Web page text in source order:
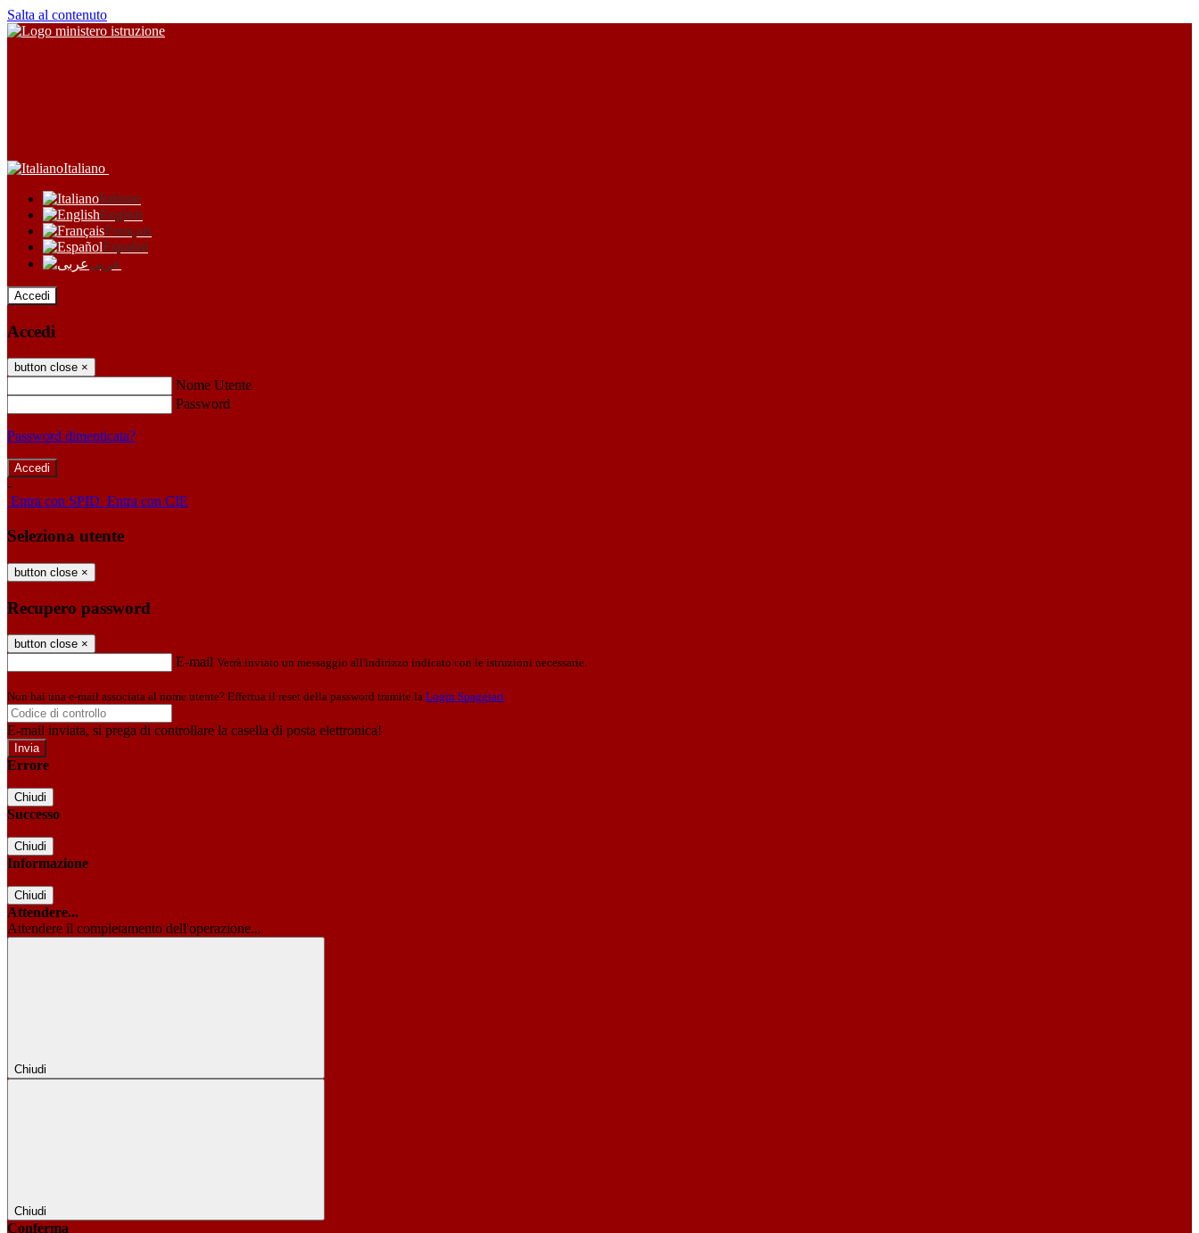
Salta al contenuto
Italiano
Italiano
English
Français
Español
عربى
Accedi
Accedi
button close ×
Nome Utente
Password
Password dimenticata?
-
Entra con SPID Entra con CIE
Seleziona utente
button close ×
Recupero password
button close ×
E-mail Verrà inviato un messaggio all'indirizzo indicato con le istruzioni necessarie.
Non hai una e-mail associata al nome utente? Effettua il reset della password tramite la Login Spaggiari
E-mail inviata, si prega di controllare la casella di posta elettronica!
Errore
Chiudi
Successo
Chiudi
Informazione
Chiudi
Attendere...
Attendere il completamento dell'operazione...
Chiudi
Chiudi
Conferma